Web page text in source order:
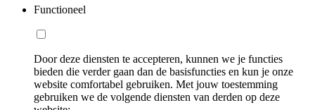
Functioneel
Door deze diensten te accepteren, kunnen we je functies
bieden die verder gaan dan de basisfuncties en kun je onze
website comfortabel gebruiken. Met jouw toestemming
gebruiken we de volgende diensten van derden op deze